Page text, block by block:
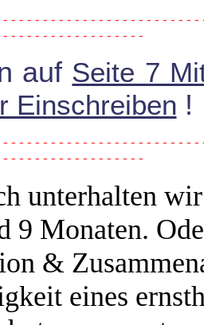
- - - - - - - - - - - - - - - - - - - - - - -
- - - - - - - - - - - - - - - - -
auf Seite 7
Einschreiben !
- - - - - - - - - - - - - - - - - - - - - - -
- - - - - - - - - - - - - - - - -
unterhalten
9 Monaten.
&
eines